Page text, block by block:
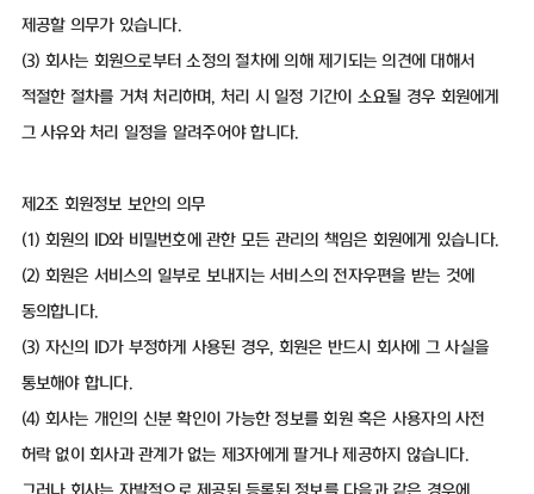
제공할 의무가 있습니다.
(3) 회사는 회원으로부터 소정의 절차에 의해 제기되는 의견에 대해서
적절한 절차를 거쳐 처리하며, 처리 시 일정 기간이 소요될 경우 회원에게
그 사유와 처리 일정을 알려주어야 합니다.
제2조 회원정보 보안의 의무
(1) 회원의 ID와 비밀번호에 관한 모든 관리의 책임은 회원에게 있습니다.
(2) 회원은 서비스의 일부로 보내지는 서비스의 전자우편을 받는 것에
동의합니다.
(3) 자신의 ID가 부정하게 사용된 경우, 회원은 반드시 회사에 그 사실을
통보해야 합니다.
(4) 회사는 개인의 신분 확인이 가능한 정보를 회원 혹은 사용자의 사전
허락 없이 회사과 관계가 없는 제3자에게 팔거나 제공하지 않습니다.